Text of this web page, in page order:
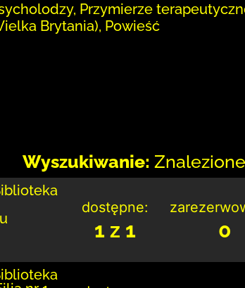
Przymierze
Brytania), Powieść
Wyszukiwanie:
dostępne:
1 z 1 0